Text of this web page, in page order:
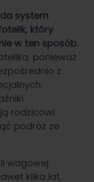
system
który
w ten sposób.
ponieważ
z
rodzicowi
podróż ze
wagowej
kilka lat,